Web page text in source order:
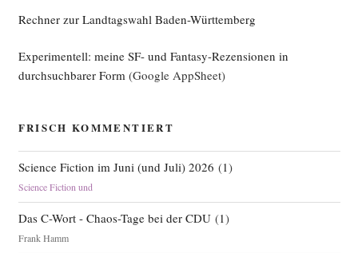
rat
6)“
Rechner zur Landtagswahl Baden-Württemberg
Experimentell: meine SF- und Fantasy-Rezensionen in
durchsuchbarer Form(Google AppSheet)
FRISCH KOMMENTIERT
Science Fiction im Juni (und Juli) 2026 (1)
Science Fiction und
Das C-Wort - Chaos-Tage bei der CDU(1)
Frank Hamm